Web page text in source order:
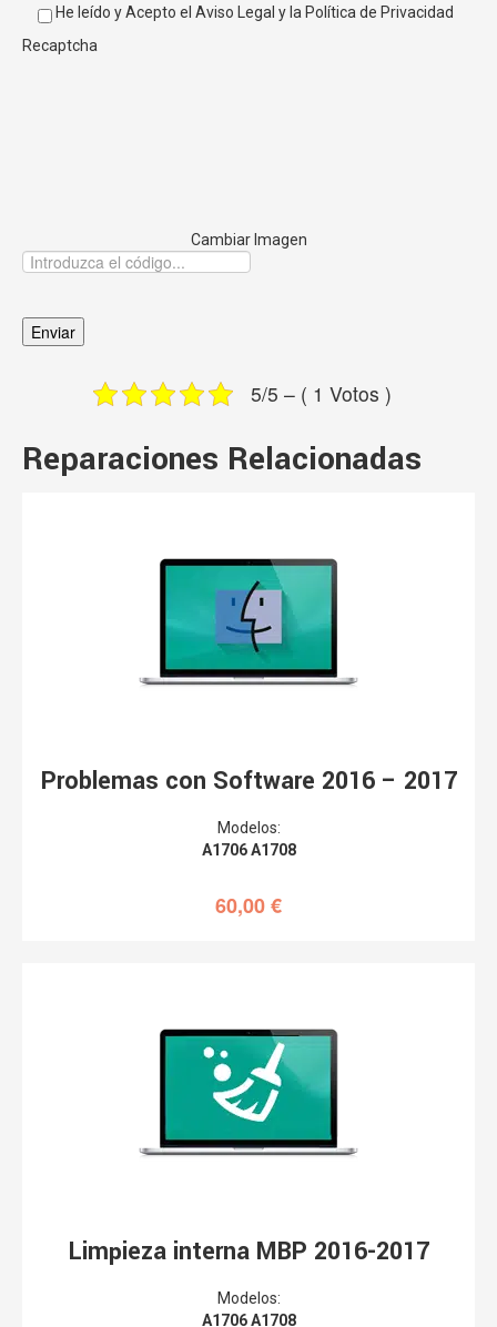
He leído y Acepto el Aviso Legal y la Política de Privacidad
Recaptcha
Cambiar Imagen
5/5 – ( 1 Votos )
Reparaciones Relacionadas
Problemas con Software 2016 – 2017
Modelos:
A1706 A1708
60,00€
Limpieza interna MBP 2016-2017
Modelos:
A1706 A1708